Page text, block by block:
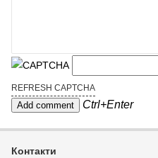
REFRESH CAPTCHA
Ctrl+Enter
Контакти